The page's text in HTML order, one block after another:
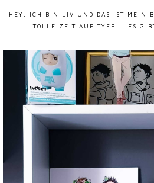
HEY, ICH BIN LIV UND DAS IST MEIN
TOLLE ZEIT AUF TYFE — ES